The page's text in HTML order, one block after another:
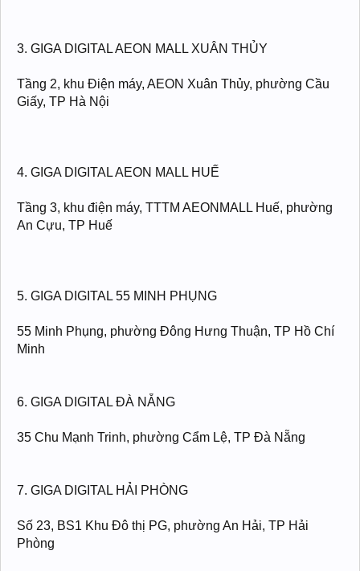
3. GIGA DIGITAL AEON MALL XUÂN THỦY
Tầng 2, khu Điện máy, AEON Xuân Thủy, phường Cầu
Giấy, TP Hà Nội
4. GIGA DIGITAL AEON MALL HUẾ
Tầng 3, khu điện máy, TTTM AEONMALL Huế, phường
An Cựu, TP Huế
5. GIGA DIGITAL 55 MINH PHỤNG
55 Minh Phụng, phường Đông Hưng Thuận, TP Hồ Chí
Minh
6. GIGA DIGITAL ĐÀ NẴNG
35 Chu Mạnh Trinh, phường Cẩm Lệ, TP Đà Nẵng
7. GIGA DIGITAL HẢI PHÒNG
Số 23, BS1 Khu Đô thị PG, phường An Hải, TP Hải
Phòng